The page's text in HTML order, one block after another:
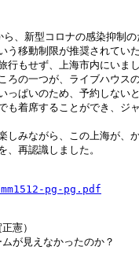
、新型コロナの感染抑制の
う移動制限が推奨されてい
行もせず、上海市内にいま
ろの一つが、ライブハウス
っぱいのため、予約しない
も着席することができ、ジ
しみながら、この上海が、
、再認識しました。
pg-pg.pdf
憲）
見えなかったのか？